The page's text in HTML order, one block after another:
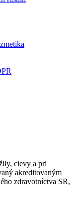
cievy a pri
akreditovaným
zdravotníctva SR,